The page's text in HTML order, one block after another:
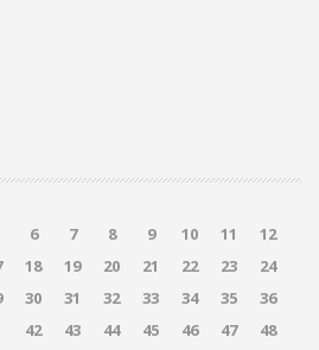
6 7 8 9 10 11
12
18 19 20 21 22 23
24
30 31 32 33 34 35
36
42 43 44 45 46 47
48